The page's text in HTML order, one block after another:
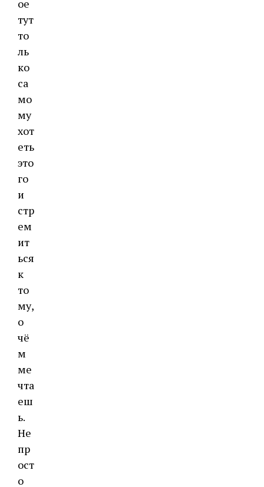
ое
тут
то
ль
ко
са
мо
му
хот
еть
это
го
и
стр
ем
ит
ься
к
то
му,
о
чё
м
ме
чта
еш
ь.
Не
пр
ост
о